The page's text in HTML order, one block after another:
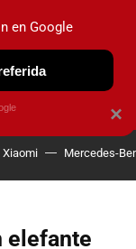
Xiaomi Mercedes-
elefante
×
en Google